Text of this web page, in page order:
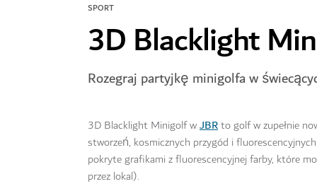
SPORT
3D Blacklight
Rozegraj partyjkę minigolfa w
3D Blacklight Minigolf wJBRto golf w zupełnie
stworzeń, kosmicznych przygód i
pokryte grafikami z fluorescencyjnej farby, które
przez lokal).